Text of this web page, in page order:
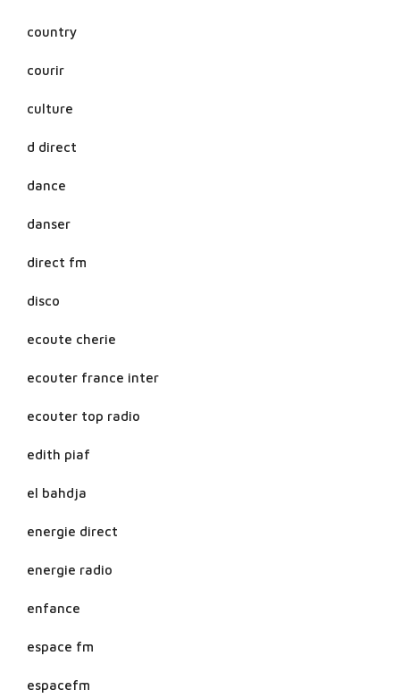
country
courir
culture
d direct
dance
danser
direct fm
disco
ecoute cherie
ecouter france inter
ecouter top radio
edith piaf
el bahdja
energie direct
energie radio
enfance
espace fm
espacefm